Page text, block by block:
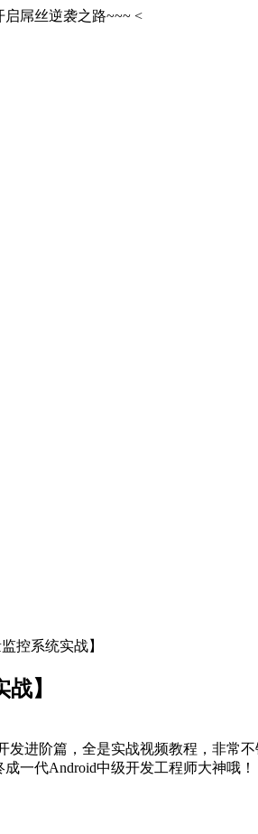
屌丝逆袭之路~~~ <
控系统实战】
】
进阶篇，全是实战视频教程，非常
一代Android中级开发工程师大神哦！